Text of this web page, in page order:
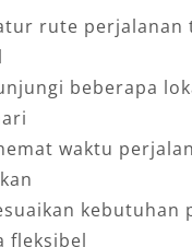
rute perjalanan
beberapa
waktu
kebutuhan
fleksibel